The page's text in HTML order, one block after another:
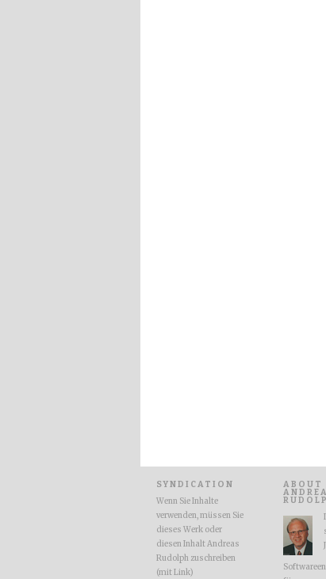
SYNDICATION
Wenn Sie Inhalte
verwenden, müssen Sie
dieses Werk oder
diesen Inhalt Andreas
Rudolph zuschreiben
(mit Link)
ABOUT